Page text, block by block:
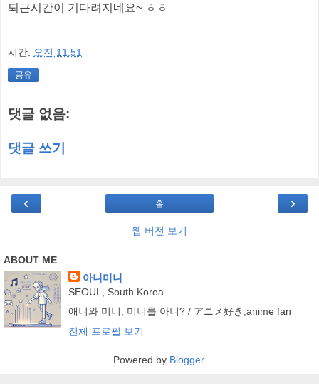
퇴근시간이 기다려지네요~ ㅎㅎ
시간: 오전 11:51
공유
댓글 없음:
댓글 쓰기
‹ ›
홈
웹 버전 보기
ABOUT ME
아니미니
SEOUL, South Korea
애니와 미니, 미니를 아니? / アニメ好き,anime fan
전체 프로필 보기
Powered by Blogger.